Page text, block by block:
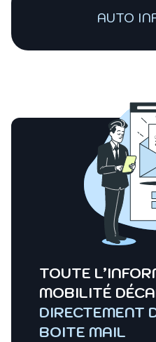
AUTO
TOUTE
MOBILITÉ
DIRECTEMENT
BOITE MAIL